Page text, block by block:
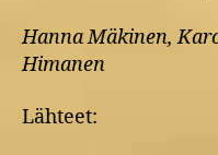
Hanna Mäkinen,
Himanen
Lähteet: